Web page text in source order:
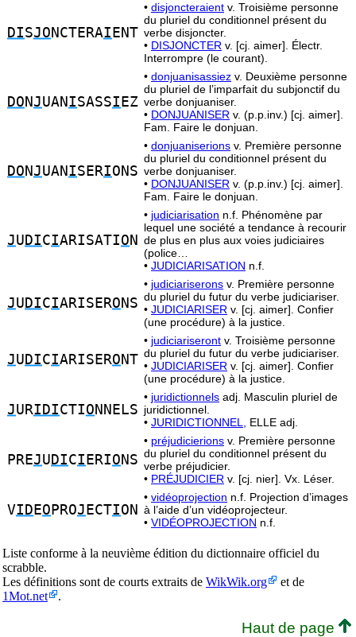
DISJO NCTERAI ENT
• disjoncteraient v. Troisième personne
du pluriel du conditionnel présent du
verbe disjoncter.
• DISJONCTER v. [cj. aimer]. Électr.
Interrompre (le courant).
DO N JUAN ISASSI EZ
• donjuanisassiez v. Deuxième personne
du pluriel de l’imparfait du subjonctif du
verbe donjuaniser.
• DONJUANISER v. (p.p.inv.) [cj. aimer].
Fam. Faire le donjuan.
DO N JUAN ISERIONS
• donjuaniserions v. Première personne
du pluriel du conditionnel présent du
verbe donjuaniser.
• DONJUANISER v. (p.p.inv.) [cj. aimer].
Fam. Faire le donjuan.
JU DICIARISATIO N
• judiciarisation n.f. Phénomène par
lequel une société a tendance à recourir
de plus en plus aux voies judiciaires
(police…
• JUDICIARISATION n.f.
JU DICIARISERO NS
• judiciariserons v. Première personne
du pluriel du futur du verbe judiciariser.
• JUDICIARISER v. [cj. aimer]. Confier
(une procédure) à la justice.
JU DICIARISERO NT
• judiciariseront v. Troisième personne
du pluriel du futur du verbe judiciariser.
• JUDICIARISER v. [cj. aimer]. Confier
(une procédure) à la justice.
JURIDICTIO NNELS
• juridictionnels adj. Masculin pluriel de
juridictionnel.
• JURIDICTIONNEL, ELLE adj.
PREJU DICI ERIO NS
• préjudicierions v. Première personne
du pluriel du conditionnel présent du
verbe préjudicier.
• PRÉJUDICIER v. [cj. nier]. Vx. Léser.
VID EO PROJ ECTION
• vidéoprojection n.f. Projection d’images
à l’aide d’un vidéoprojecteur.
• VIDÉOPROJECTION n.f.
Liste conforme à la neuvième édition du dictionnaire officiel du
scrabble.
Les définitions sont de courts extraits de WikWik.org
et de
1Mot.net
.
Haut de page